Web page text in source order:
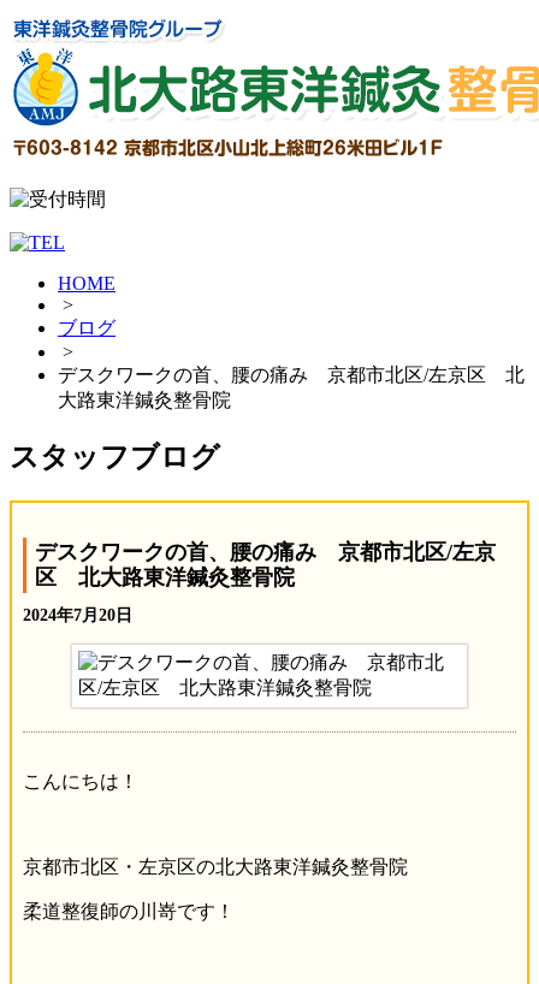
HOME
>
ブログ
>
デスクワークの首、腰の痛み 京都市北区/左京区 北
大路東洋鍼灸整骨院
スタッフブログ
デスクワークの首、腰の痛み 京都市北区/左京
区 北大路東洋鍼灸整骨院
2024年7月20日
こんにちは！
京都市北区・左京区の北大路東洋鍼灸整骨院
柔道整復師の川嵜です！